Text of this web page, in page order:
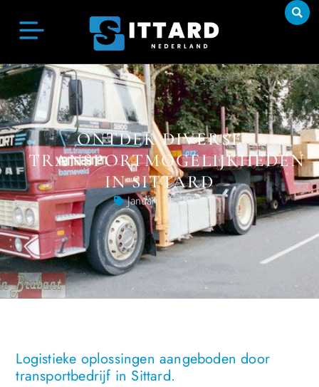
ONTDEK DIVERSE
TRANSPORTMOGELIJKHEDEN
IN SITTARD
Januari 11, 2024
Logistieke oplossingen aangeboden door
transportbedrijf in Sittard.